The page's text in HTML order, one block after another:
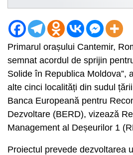
Primarul orașului Cantemir,
semnat acordul de sprijin
Solide în Republica Moldova”,
alte cinci localități din sudul
Banca Europeană pentru
Dezvoltare (BERD), vizează
Management al Deșeurilor 1
Proiectul prevede dezvoltarea